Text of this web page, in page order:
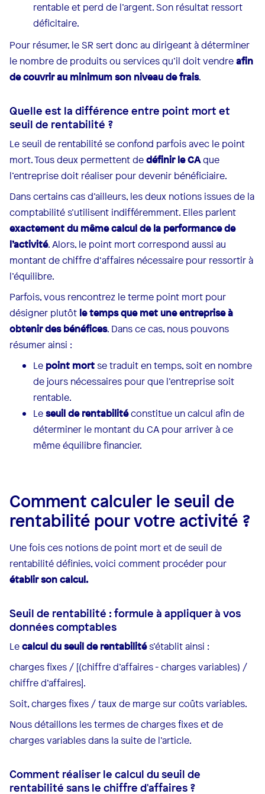
rentable et perd de l’argent. Son résultat ressort
déficitaire.
Pour résumer, le SR sert donc au dirigeant à déterminer
le nombre de produits ou services qu’il doit vendreafin
de couvrir au minimum son niveau de frais.
Quelle est la différence entre point mort et
seuil de rentabilité ?
Le seuil de rentabilité se confond parfois avec le point
mort. Tous deux permettent dedéfinir le CAque
l’entreprise doit réaliser pour devenir bénéficiaire.
Dans certains cas d’ailleurs, les deux notions issues de la
comptabilité s’utilisent indifféremment. Elles parlent
exactement du même calcul de la performance de
l’activité. Alors, le point mort correspond aussi au
montant de chiffre d‘affaires nécessaire pour ressortir à
l’équilibre.
Parfois, vous rencontrez le terme point mort pour
désigner plutôt le temps que met une entreprise à
obtenir des bénéfices. Dans ce cas, nous pouvons
résumer ainsi :
Le point mort se traduit en temps, soit en nombre
de jours nécessaires pour que l’entreprise soit
rentable.
‍Leseuil de rentabilitéconstitue un calcul afin de
déterminer le montant du CA pour arriver à ce
même équilibre financier.
Comment calculer le seuil de
rentabilité pour votre activité ?
Une fois ces notions de point mort et de seuil de
rentabilité définies, voici comment procéder pour
établir son calcul.‍
Seuil de rentabilité : formule à appliquer à vos
données comptables
Lecalcul du seuil de rentabilités’établit ainsi :
charges fixes / [(chiffre d’affaires - charges variables) /
chiffre d’affaires].
Soit, charges fixes / taux de marge sur coûts variables.
Nous détaillons les termes de charges fixes et de
charges variables dans la suite de l’article.
Comment réaliser le calcul du seuil de
rentabilité sans le chiffre d'affaires ?